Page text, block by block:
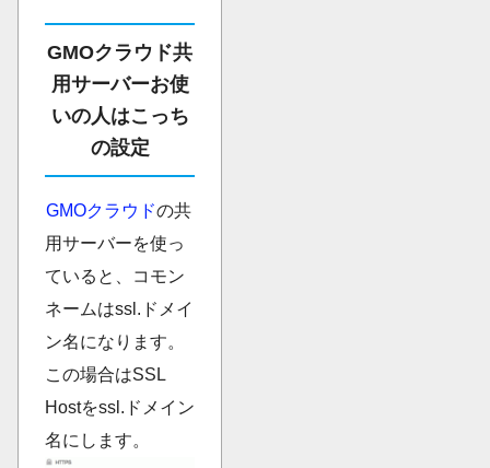
GMOクラウド共
用サーバーお使
いの人はこっち
の設定
GMOクラウドの共
用サーバーを使っ
ていると、コモン
ネームはssl.ドメイ
ン名になります。
この場合はSSL
Hostをssl.ドメイン
名にします。